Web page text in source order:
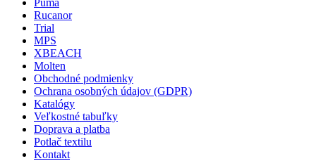
Puma
Rucanor
Trial
MPS
XBEACH
Molten
Obchodné podmienky
Ochrana osobných údajov (GDPR)
Katalógy
Veľkostné tabuľky
Doprava a platba
Potlač textilu
Kontakt